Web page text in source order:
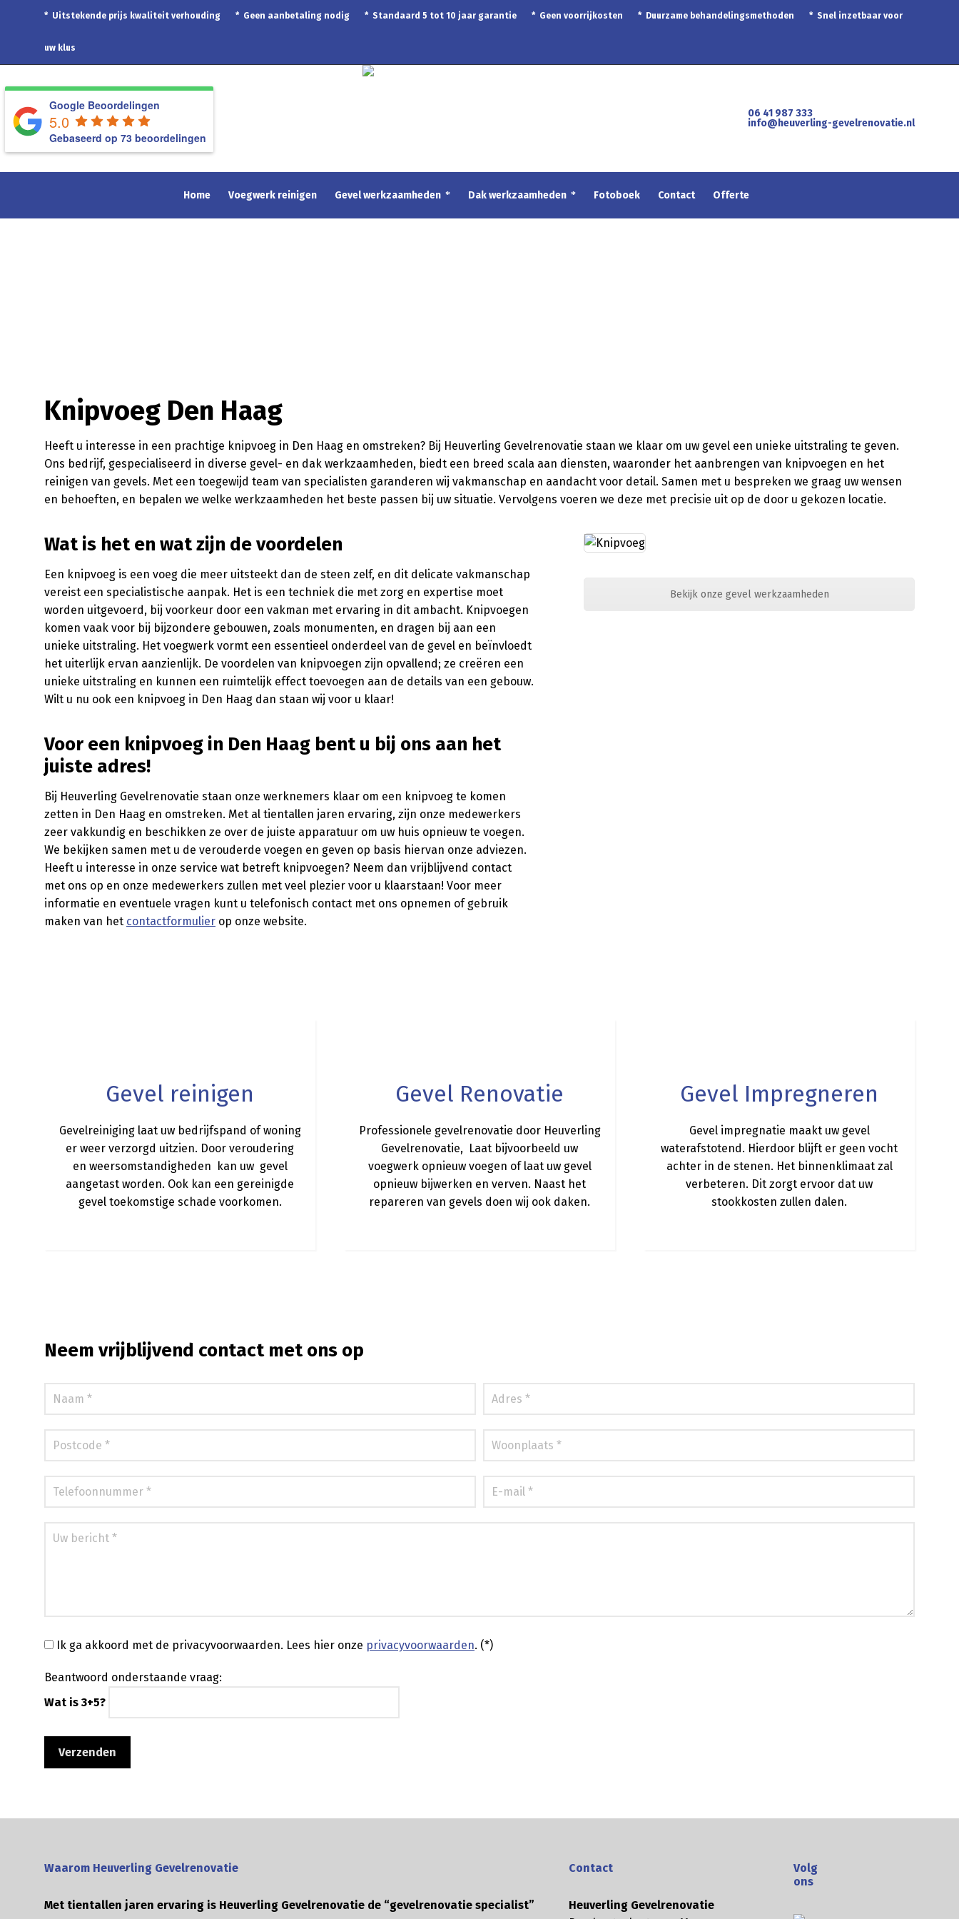
* Uitstekende prijs kwaliteit verhouding * Geen aanbetaling nodig * Standaard 5 tot 10 jaar garantie * Geen voorrijkosten * Duurzame behandelingsmethoden * Snel inzetbaar voor
uw klus
Google Beoordelingen
5.0
Gebaseerd op 73 beoordelingen
06 41 987 333
info@heuverling-gevelrenovatie.nl
Home Voegwerk reinigen Gevel werkzaamheden Dak werkzaamheden Fotoboek Contact Offerte
Knipvoeg Den Haag
Heeft u interesse in een prachtige knipvoeg in Den Haag en omstreken? Bij Heuverling Gevelrenovatie staan we klaar om uw gevel een unieke uitstraling te geven.
Ons bedrijf, gespecialiseerd in diverse gevel- en dak werkzaamheden, biedt een breed scala aan diensten, waaronder het aanbrengen van knipvoegen en het
reinigen van gevels. Met een toegewijd team van specialisten garanderen wij vakmanschap en aandacht voor detail. Samen met u bespreken we graag uw wensen
en behoeften, en bepalen we welke werkzaamheden het beste passen bij uw situatie. Vervolgens voeren we deze met precisie uit op de door u gekozen locatie.
Wat is het en wat zijn de voordelen
Een knipvoeg is een voeg die meer uitsteekt dan de steen zelf, en dit delicate vakmanschap
vereist een specialistische aanpak. Het is een techniek die met zorg en expertise moet
worden uitgevoerd, bij voorkeur door een vakman met ervaring in dit ambacht. Knipvoegen
komen vaak voor bij bijzondere gebouwen, zoals monumenten, en dragen bij aan een
unieke uitstraling. Het voegwerk vormt een essentieel onderdeel van de gevel en beïnvloedt
het uiterlijk ervan aanzienlijk. De voordelen van knipvoegen zijn opvallend; ze creëren een
unieke uitstraling en kunnen een ruimtelijk effect toevoegen aan de details van een gebouw.
Wilt u nu ook een knipvoeg in Den Haag dan staan wij voor u klaar!
Voor een knipvoeg in Den Haag bent u bij ons aan het
juiste adres!
Bij Heuverling Gevelrenovatie staan onze werknemers klaar om een knipvoeg te komen
zetten in Den Haag en omstreken. Met al tientallen jaren ervaring, zijn onze medewerkers
zeer vakkundig en beschikken ze over de juiste apparatuur om uw huis opnieuw te voegen.
We bekijken samen met u de verouderde voegen en geven op basis hiervan onze adviezen.
Heeft u interesse in onze service wat betreft knipvoegen? Neem dan vrijblijvend contact
met ons op en onze medewerkers zullen met veel plezier voor u klaarstaan! Voor meer
informatie en eventuele vragen kunt u telefonisch contact met ons opnemen of gebruik
maken van het contactformulier op onze website.
Bekijk onze gevel werkzaamheden
Gevel reinigen
Gevelreiniging laat uw bedrijfspand of woning
er weer verzorgd uitzien. Door veroudering
en weersomstandigheden kan uw gevel
aangetast worden. Ook kan een gereinigde
gevel toekomstige schade voorkomen.
Gevel Renovatie
Professionele gevelrenovatie door Heuverling
Gevelrenovatie, Laat bijvoorbeeld uw
voegwerk opnieuw voegen of laat uw gevel
opnieuw bijwerken en verven. Naast het
repareren van gevels doen wij ook daken.
Gevel Impregneren
Gevel impregnatie maakt uw gevel
waterafstotend. Hierdoor blijft er geen vocht
achter in de stenen. Het binnenklimaat zal
verbeteren. Dit zorgt ervoor dat uw
stookkosten zullen dalen.
Neem vrijblijvend contact met ons op
Ik ga akkoord met de privacyvoorwaarden. Lees hier onze privacyvoorwaarden. (*)
Beantwoord onderstaande vraag:
Wat is 3+5?
Waarom Heuverling Gevelrenovatie
Met tientallen jaren ervaring is Heuverling Gevelrenovatie de “gevelrenovatie specialist”
Contact
Heuverling Gevelrenovatie
Volg
ons